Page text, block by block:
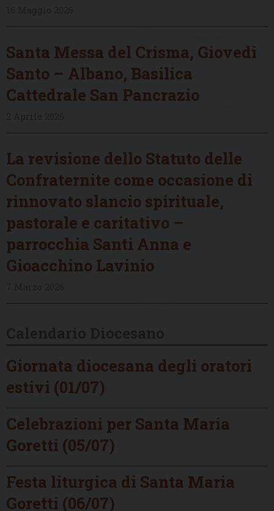
Santa Messa del Crisma, Giovedì
Santo – Albano, Basilica
Cattedrale San Pancrazio
La revisione dello Statuto delle
Confraternite come occasione di
rinnovato slancio spirituale,
pastorale e caritativo –
parrocchia Santi Anna e
Gioacchino Lavinio
Giornata diocesana degli oratori
estivi (01/07)
Celebrazioni per Santa Maria
Goretti (05/07)
Festa liturgica di Santa Maria
Goretti (06/07)